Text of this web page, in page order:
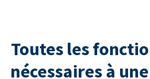
Toutes les
nécessaires à